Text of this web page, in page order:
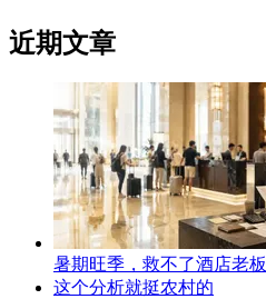
近期文章
暑期旺季，救不了酒店老板
这个分析就挺农村的